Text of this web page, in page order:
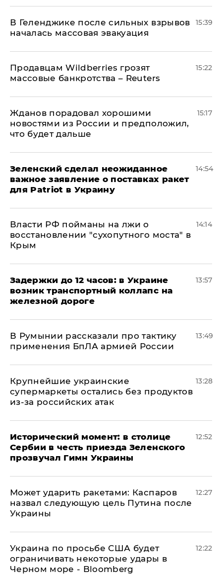
В Геленджике после сильных взрывов
началась массовая эвакуация
15:39
Продавцам Wildberries грозят
массовые банкротства – Reuters
15:22
Жданов порадовал хорошими
новостями из России и предположил,
что будет дальше
15:17
Зеленский сделал неожиданное
важное заявление о поставках ракет
для Patriot в Украину
14:54
Власти РФ пойманы на лжи о
восстановлении "сухопутного моста" в
Крым
14:14
Задержки до 12 часов: в Украине
возник транспортный коллапс на
железной дороге
13:57
В Румынии рассказали про тактику
применения БпЛА армией России
13:49
Крупнейшие украинские
супермаркеты остались без продуктов
из-за российских атак
13:28
Исторический момент: в столице
Сербии в честь приезда Зеленского
прозвучал Гимн Украины
12:52
Может ударить ракетами: Каспаров
назвал следующую цель Путина после
Украины
12:27
Украина по просьбе США будет
ограничивать некоторые удары в
Черном море - Bloomberg
12:22